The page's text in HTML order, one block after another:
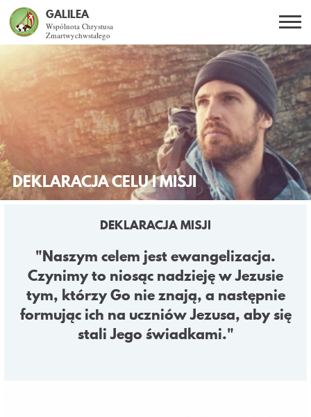
GALILEA
Wspólnota Chrystusa
Zmartwychwstałego
PL EN BG
Szukaj
CO DAJE ŻYCIE Z JEZUSEM?
SPOTKANIA OTWARTE
DLA KOGO?
WSPÓLNOTA
KURSY SNE
KONTAKT
DEKLARACJA CELU I MISJI
DEKLARACJA MISJI
"Naszym celem jest ewangelizacja.
Czynimy to niosąc nadzieję w Jezusie
tym, którzy Go nie znają, a następnie
formując ich na uczniów Jezusa, aby się
stali Jego świadkami."